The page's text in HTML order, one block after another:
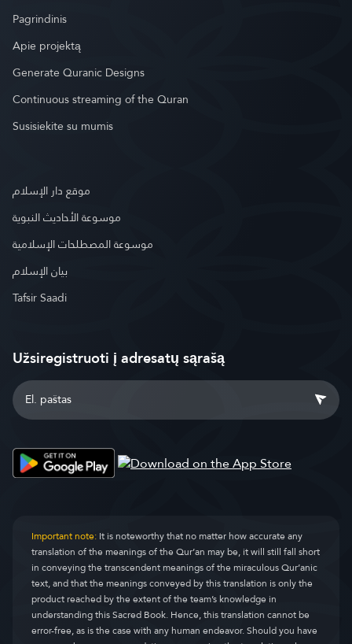
Pagrindinis
Apie projektą
Generate Quranic Designs
Continuous streaming of the Quran
Susisiekite su mumis
موقع دار الإسلام
موسوعة الأحاديث النبوية
موسوعة المصطلحات الإسلامية
بيان الإسلام
Tafsir Saadi
Užsiregistruoti į adresatų sąrašą
Important note:It is noteworthy that no matter how accurate any
translation of the meanings of the Qur’an may be, it will still fall short
in conveying the transcendent meanings of the miraculous Qur’anic
text, and that the meanings conveyed by this translation is only the
product reached by the extent of the team’s knowledge in
understanding this Sacred Book. Hence, this translation cannot be
error-free, as is the case with any human endeavor. Should you have